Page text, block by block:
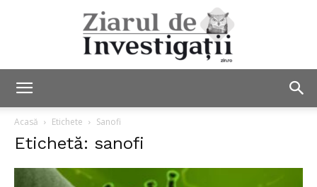
Acasă Etichete Sanofi
Etichetă: sanofi